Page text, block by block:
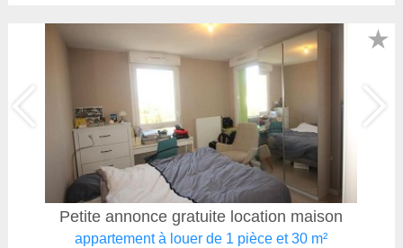
Petite annonce gratuite location maison
appartement à louer de 1 pièce et 30 m²
★